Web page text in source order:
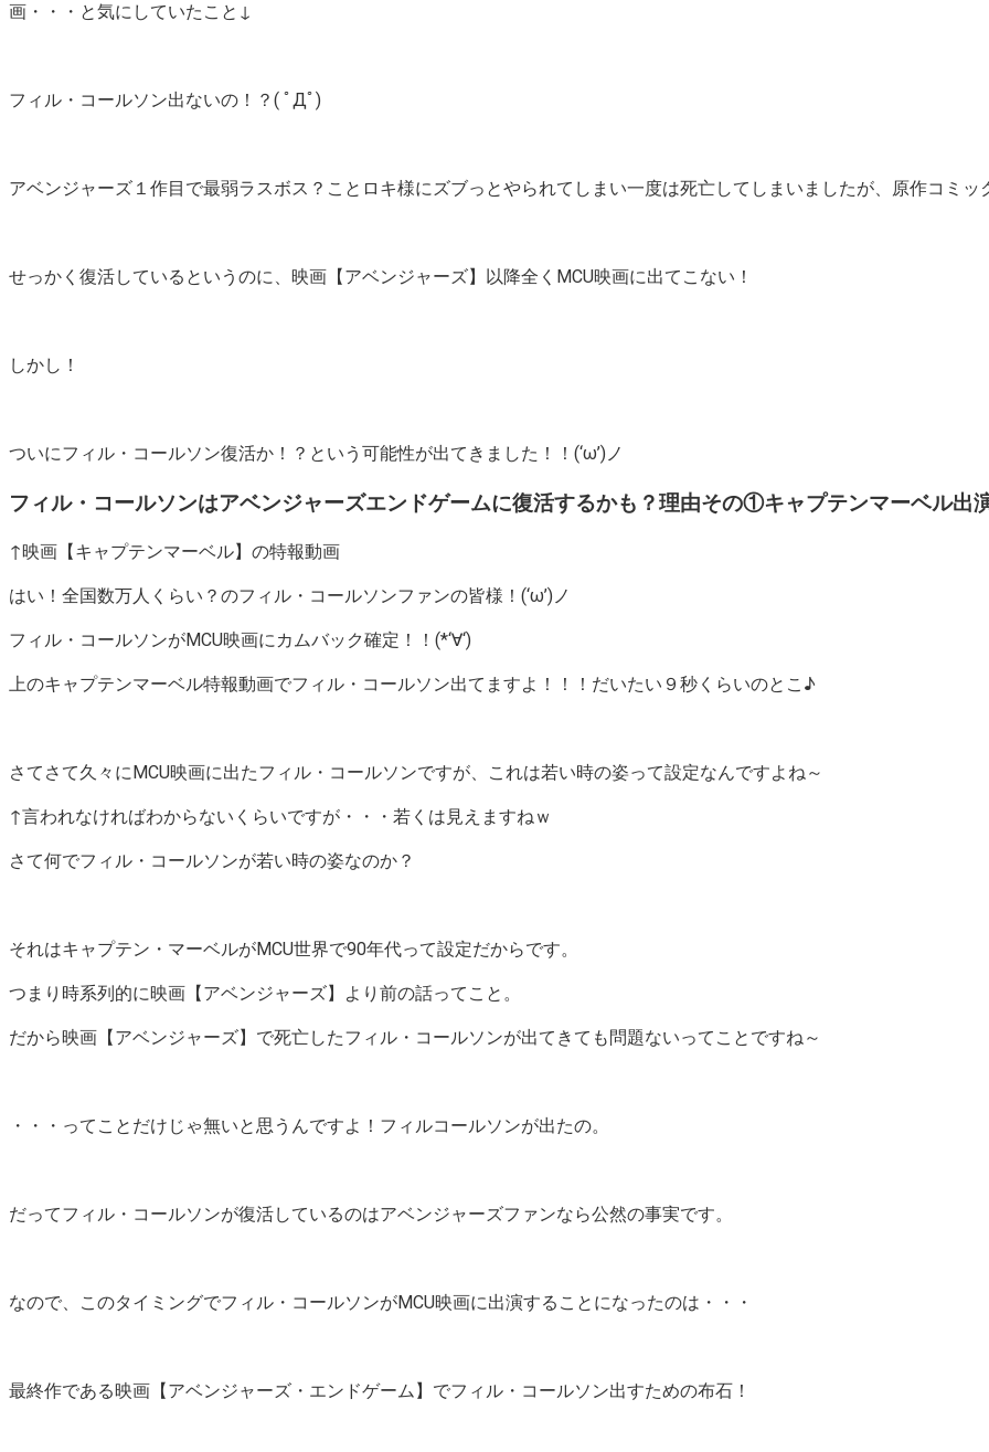
画・・・と気にしていたこと↓
フィル・コールソン出ないの！？( ﾟДﾟ)
アベンジャーズ１作目で最弱ラスボス？ことロキ様にズブっとやられてしまい一度は死亡してしまいましたが、原作コミ
せっかく復活しているというのに、映画【アベンジャーズ】以降全くMCU映画に出てこない！
しかし！
ついにフィル・コールソン復活か！？ という可能性が出てきました！！(‘ω’)ノ
フィル・コールソンはアベンジャーズエンドゲームに復活するかも？理由その①キャプテンマーベル出
↑映画【キャプテンマーベル】の特報動画
はい！全国数万人くらい？のフィル・コールソンファンの皆様！(‘ω’)ノ
フィル・コールソンがMCU映画にカムバック確定！！(*‘∀‘)
上のキャプテンマーベル特報動画でフィル・コールソン出てますよ！！！だいたい９秒くらいのとこ♪
さてさて久々にMCU映画に出たフィル・コールソンですが、これは若い時の姿って設定なんですよね～
↑言われなければわからないくらいですが・・・若くは見えますねｗ
さて何でフィル・コールソンが若い時の姿なのか？
それはキャプテン・マーベルがMCU世界で90年代って設定だからです。
つまり時系列的に映画【アベンジャーズ】より前の話ってこと。
だから映画【アベンジャーズ】で死亡したフィル・コールソンが出てきても問題ないってことですね～
・・・ってことだけじゃ無いと思うんですよ！フィルコールソンが出たの。
だってフィル・コールソンが復活しているのはアベンジャーズファンなら公然の事実です。
なので、このタイミングでフィル・コールソンがMCU映画に出演することになったのは・・・
最終作である映画【アベンジャーズ・エンドゲーム】でフィル・コールソン出すための布石！